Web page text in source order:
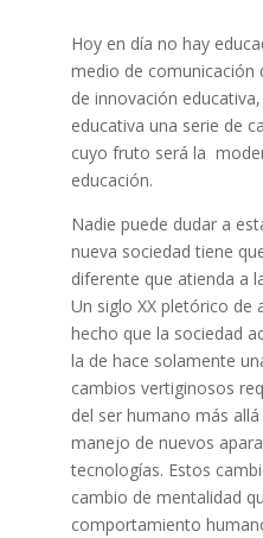
Hoy en día no hay
medio de comunicación
de innovación
educativa una serie de
cuyo fruto será la
educación.
Nadie puede dudar a
nueva sociedad tiene
diferente que atienda a
Un siglo XX pletórico de
hecho que la sociedad
la de hace solamente
cambios vertiginosos
del ser humano más
manejo de nuevos
tecnologías. Estos
cambio de mentalidad
comportamiento